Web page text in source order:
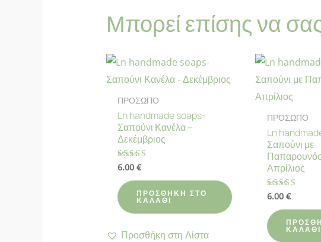
Μπορεί επίσης να
ΠΡΟΣΩΠΟ
Ln handmade soaps-
Σαπούνι Κανέλα –
Δεκέμβριος
Βαθμολογήθηκε
με
4.78
από 5
6.00 €
ΠΡΟΣΘΉΚΗ ΣΤΟ
ΚΑΛΆΘΙ
Προσθήκη στη Λίστα
ΠΡΟΣΩΠΟ
Ln
Σαπούνι με
Απρίλιος
με
4.58
από 5
6.00 €
ΚΑΛΆΘΙ